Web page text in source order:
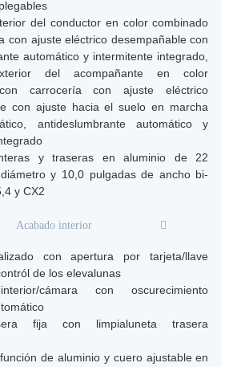
del conductor en color combinado
con ajuste eléctrico desempañable con
automático y intermitente integrado,
del acompañante en color
carrocería con ajuste eléctrico
con ajuste hacia el suelo en marcha
antideslumbrante automático y
y traseras en aluminio de 22
y 10,0 pulgadas de ancho bi-
y CX2
Acabado interior
con apertura por tarjeta/llave
de los elevalunas
cámara con oscurecimiento
fija con limpialuneta trasera
de aluminio y cuero ajustable en